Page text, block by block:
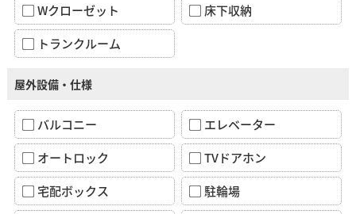
Wクローゼット
床下収納
トランクルーム
屋外設備・仕様
バルコニー
エレベーター
オートロック
TVドアホン
宅配ボックス
駐輪場